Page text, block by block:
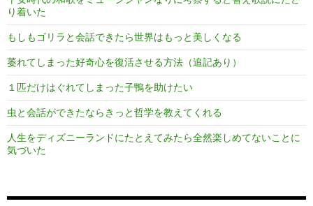
り着いた
もしもゴリラと会話できたら世界はもっと美しくなる
萎れてしまった好奇心を復活させる方法（追記あり）
１匹だけはぐれてしまった子鴨を助けたい
虫と会話ができたならきっと哲学を教えてくれる
人生をディズニーランドにたとえてみたら全然楽しめてないことに
気づいた